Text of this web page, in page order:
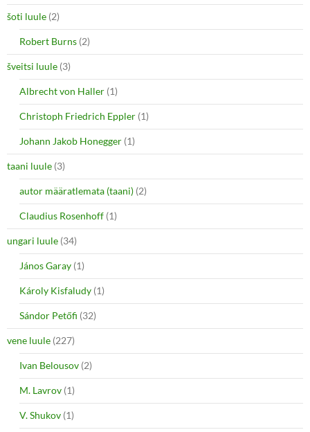
šoti luule (2)
Robert Burns (2)
šveitsi luule (3)
Albrecht von Haller (1)
Christoph Friedrich Eppler (1)
Johann Jakob Honegger (1)
taani luule (3)
autor määratlemata (taani) (2)
Claudius Rosenhoff (1)
ungari luule (34)
János Garay (1)
Károly Kisfaludy (1)
Sándor Petőfi (32)
vene luule (227)
Ivan Belousov (2)
M. Lavrov (1)
V. Shukov (1)